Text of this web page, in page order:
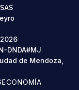
DNDA#MJ
de Mendoza,
ECONOMÍA